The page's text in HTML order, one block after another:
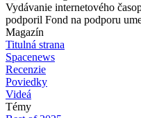
Vydávanie internetového
podporil Fond na podporu
Magazín
Titulná strana
Spacenews
Recenzie
Poviedky
Videá
Témy